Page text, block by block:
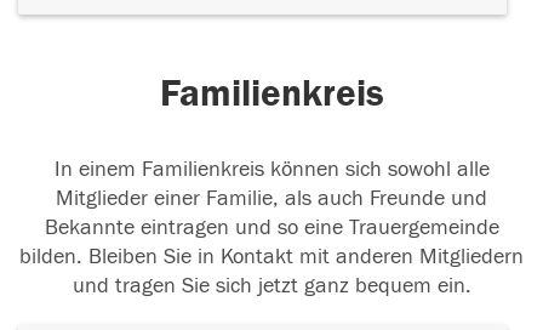
Familienkreis
In einem Familienkreis können sich sowohl alle
Mitglieder einer Familie, als auch Freunde und
Bekannte eintragen und so eine Trauergemeinde
bilden. Bleiben Sie in Kontakt mit anderen Mitgliedern
und tragen Sie sich jetzt ganz bequem ein.